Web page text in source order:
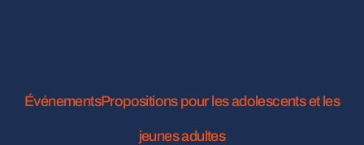
ÉvénementsPropositions pour les adolescents et les
jeunes adultes